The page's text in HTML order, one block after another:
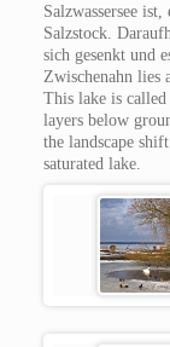
Salzwassersee
Salzstock.
sich gesenkt und
Zwischenahn lies
This lake is called
layers below
the landscape
saturated lake.